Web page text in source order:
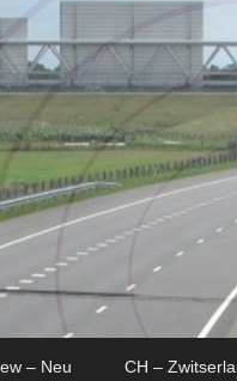
– Neu CH –